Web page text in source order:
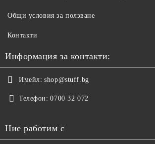
Общи условия за ползване
Контакти
Информация за контакти:
Имейл: shop@stuff.bg
Телефон: 0700 32 072
Ние работим с